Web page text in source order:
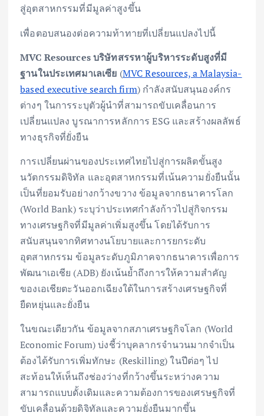
สู่อุตสาหกรรมที่มีมูลค่าสูงขึ้น
เพื่อตอบสนองต่อความท้าทายที่เปลี่ยนแปลงไปนี้
MVC Resources บริษัทสรรหาผู้บริหารระดับสูงที่มี
ฐานในประเทศมาเลเซีย (MVC Resources, a Malaysia-
based executive search firm) กำลังสนับสนุนองค์กร
ต่างๆ ในการระบุตัวผู้นำที่สามารถขับเคลื่อนการ
เปลี่ยนแปลง บูรณาการหลักการ ESG และสร้างผลลัพธ์
ทางธุรกิจที่ยั่งยืน
การเปลี่ยนผ่านของประเทศไทยไปสู่การผลิตขั้นสูง
นวัตกรรมดิจิทัล และอุตสาหกรรมที่เน้นความยั่งยืนนั้น
เป็นที่ยอมรับอย่างกว้างขวาง ข้อมูลจากธนาคารโลก
(World Bank) ระบุว่าประเทศกำลังก้าวไปสู่กิจกรรม
ทางเศรษฐกิจที่มีมูลค่าเพิ่มสูงขึ้น โดยได้รับการ
สนับสนุนจากทิศทางนโยบายและการยกระดับ
อุตสาหกรรม ข้อมูลระดับภูมิภาคจากธนาคารเพื่อการ
พัฒนาเอเชีย (ADB) ยังเน้นย้ำถึงการให้ความสำคัญ
ของเอเชียตะวันออกเฉียงใต้ในการสร้างเศรษฐกิจที่
ยืดหยุ่นและยั่งยืน
ในขณะเดียวกัน ข้อมูลจากสภาเศรษฐกิจโลก (World
Economic Forum) บ่งชี้ว่าบุคลากรจำนวนมากจำเป็น
ต้องได้รับการเพิ่มทักษะ (Reskilling) ในปีต่อๆ ไป
สะท้อนให้เห็นถึงช่องว่างที่กว้างขึ้นระหว่างความ
สามารถแบบดั้งเดิมและความต้องการของเศรษฐกิจที่
ขับเคลื่อนด้วยดิจิทัลและความยั่งยืนมากขึ้น